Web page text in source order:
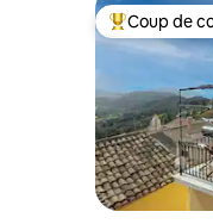
Coups de
Coup de